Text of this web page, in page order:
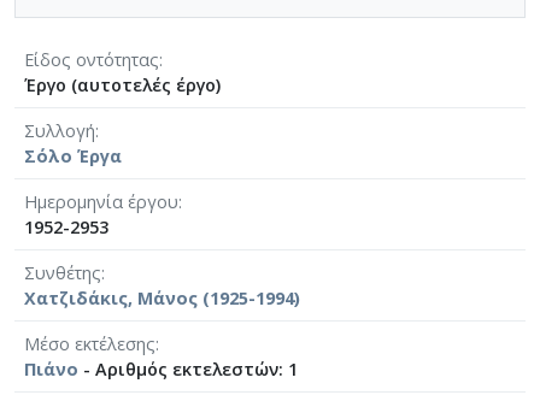
Είδος οντότητας
Έργο (αυτοτελές έργο)
Συλλογή
Σόλο Έργα
Ημερομηνία έργου
1952-2953
Συνθέτης
Χατζιδάκις, Μάνος (1925-1994)
Μέσο εκτέλεσης
Πιάνο - Αριθμός εκτελεστών: 1